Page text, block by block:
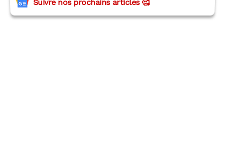
Suivre nos prochains articles 🥰